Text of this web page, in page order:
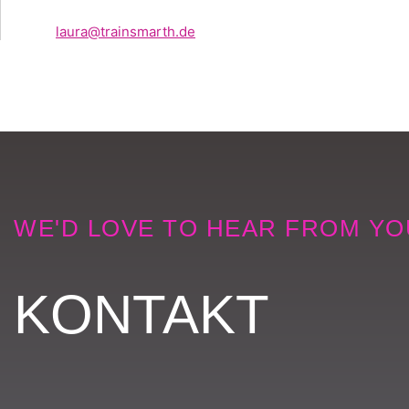
laura@trainsmarth.de
WE'D LOVE TO HEAR FROM
KONTAKT